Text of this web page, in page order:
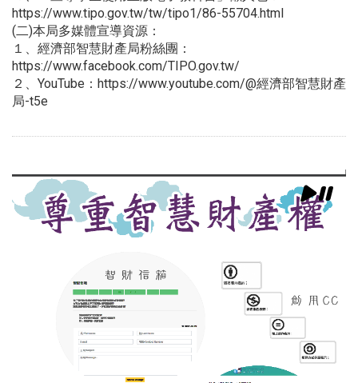
https://www.tipo.gov.tw/tw/tipo1/86-55704.html
(二)本局多媒體宣導資源：
１、經濟部智慧財產局粉絲團：
https://www.facebook.com/TIPO.gov.tw/
２、YouTube：https://www.youtube.com/@經濟部智慧財產
局-t5e